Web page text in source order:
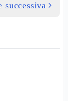
successiva